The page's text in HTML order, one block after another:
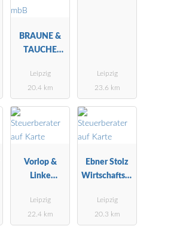
BRAUNE &
TAUCHE
Partnerschaft
mbB
Leipzig
20.4 km
Leipzig
23.6 km
Vorlop &
Linke
ngsgesellscha
ft mbH
Leipzig
22.4 km
Ebner Stolz
Wirtschaftspr
Steuerberater
Rechtsanwält
Leipzig
20.3 km